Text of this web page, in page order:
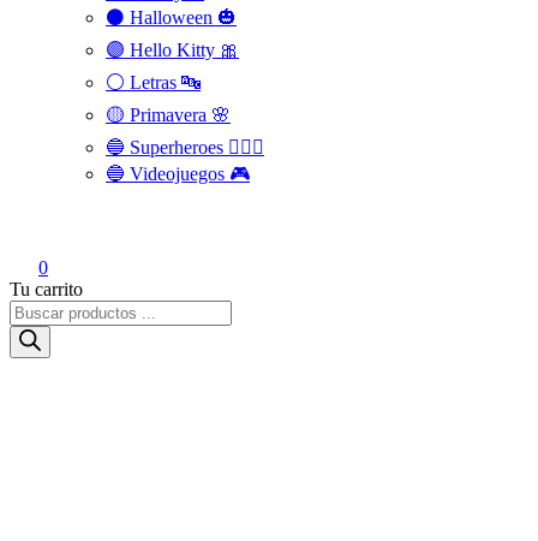
⚫ Halloween 🎃
🟣 Hello Kitty 🎀
⚪️ Letras 🔤
🟡 Primavera 🌸
🔵 Superheroes 🦸🏻‍♂️
🔵 Videojuegos 🎮
0
Tu carrito
Búsqueda
de
productos